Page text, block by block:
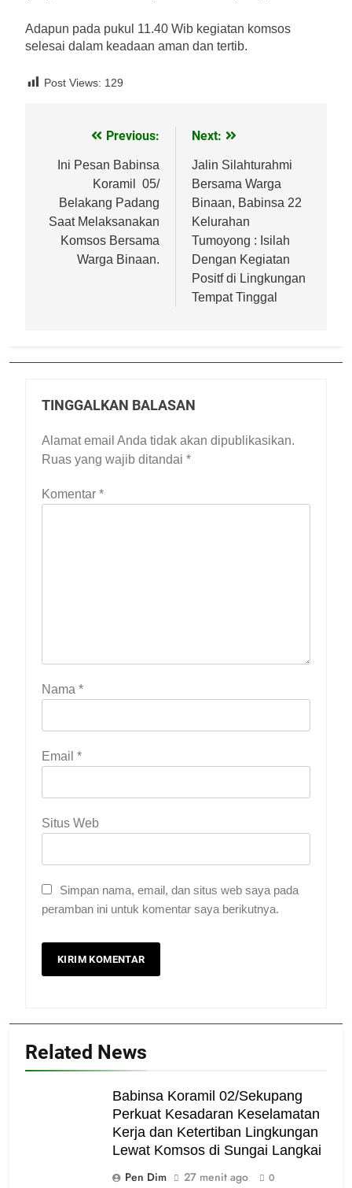
Adapun pada pukul 11.40 Wib kegiatan komsos
selesai dalam keadaan aman dan tertib.
Post Views: 129
Navigasi
pos
Previous:
Ini Pesan Babinsa
Koramil 05/
Belakang Padang
Saat Melaksanakan
Komsos Bersama
Warga Binaan.
Next:
Jalin Silahturahmi
Bersama Warga
Binaan, Babinsa 22
Kelurahan
Tumoyong : Isilah
Dengan Kegiatan
Positf di Lingkungan
Tempat Tinggal
TINGGALKAN BALASAN
Alamat email Anda tidak akan dipublikasikan.
Ruas yang wajib ditandai *
Komentar *
Nama *
Email *
Situs Web
Simpan nama, email, dan situs web saya pada
peramban ini untuk komentar saya berikutnya.
Related News
Babinsa Koramil 02/Sekupang
Perkuat Kesadaran Keselamatan
Kerja dan Ketertiban Lingkungan
Lewat Komsos di Sungai Langkai
Pen Dim
27 menit ago 0